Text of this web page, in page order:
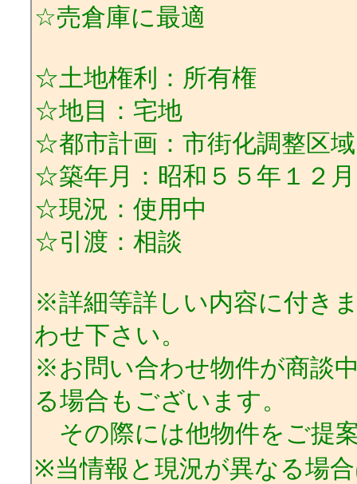
☆売倉庫に最適
☆土地権利：所有権
☆地目：宅地
☆都市計画：市街化調整区域
☆築年月：昭和５５年１２月
☆現況：使用中
☆引渡：相談
※詳細等詳しい内容に付き
わせ下さい。
※お問い合わせ物件が商談
る場合もございます。
その際には他物件をご提
※当情報と現況が異なる場